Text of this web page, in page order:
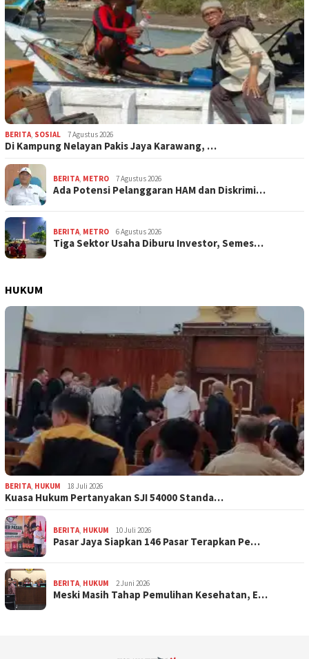
BERITA SOSIAL 7 Agustus 2026
Di Kampung Nelayan Pakis Jaya Karawang, …
BERITA METRO 7 Agustus 2026
Ada Potensi Pelanggaran HAM dan Diskrimi…
BERITA METRO 6 Agustus 2026
Tiga Sektor Usaha Diburu Investor, Semes…
HUKUM
BERITA HUKUM 18 Juli 2026
Kuasa Hukum Pertanyakan SJI 54000 Standa…
BERITA HUKUM 10 Juli 2026
Pasar Jaya Siapkan 146 Pasar Terapkan Pe…
BERITA HUKUM 2 Juni 2026
Meski Masih Tahap Pemulihan Kesehatan, E…